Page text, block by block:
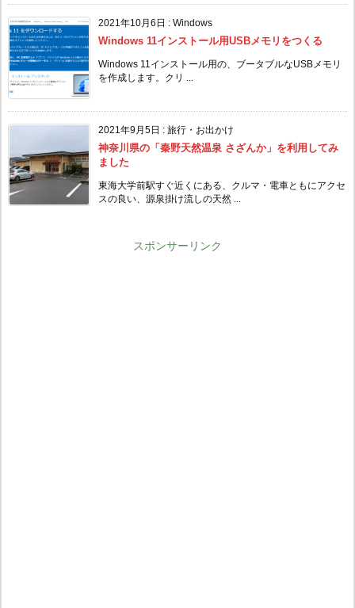
2021年10月6日 : Windows
Windows 11インストール用USBメモリをつくる
Windows 11インストール用の、ブータブルなUSBメモリ
を作成します。クリ ...
2021年9月5日 : 旅行・お出かけ
神奈川県の「秦野天然温泉 さざんか」を利用してみ
ました
東海大学前駅すぐ近くにある、クルマ・電車ともにアクセ
スの良い、源泉掛け流しの天然 ...
スポンサーリンク